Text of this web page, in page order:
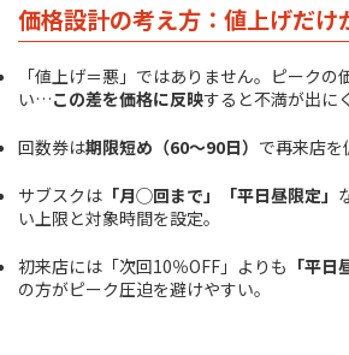
価格設計の考え方：値上げだけ
「値上げ＝悪」ではありません。ピークの
い…この差を価格に反映すると不満が出に
回数券は期限短め（60〜90日） で再来店を
サブスクは 「月◯回まで」「平日昼限定」
い上限と対象時間を設定。
初来店には「次回10％OFF」よりも 「平日
の方がピーク圧迫を避けやすい。